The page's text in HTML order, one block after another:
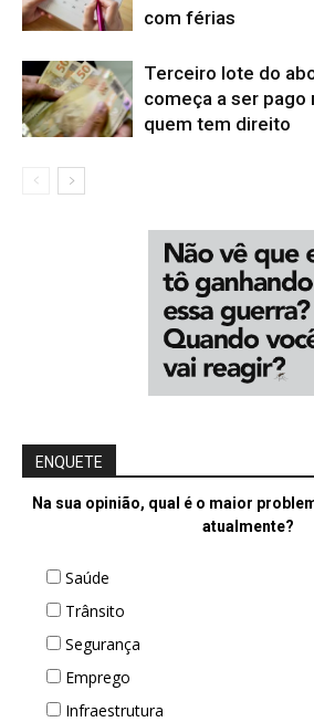
com férias
Terceiro lote do
começa a ser pago
quem tem direito
ENQUETE
Na sua opinião, qual é o maior
atualmente?
Saúde
Trânsito
Segurança
Emprego
Infraestrutura